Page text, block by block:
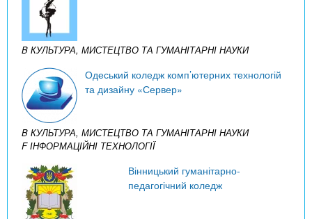
B КУЛЬТУРА, МИСТЕЦТВО ТА ГУМАНІТАРНІ НАУКИ
Одеський коледж комп’ютерних технологій
та дизайну «Сервер»
B КУЛЬТУРА, МИСТЕЦТВО ТА ГУМАНІТАРНІ НАУКИ
F ІНФОРМАЦІЙНІ ТЕХНОЛОГІЇ
Вінницький гуманітарно-
педагогічний коледж